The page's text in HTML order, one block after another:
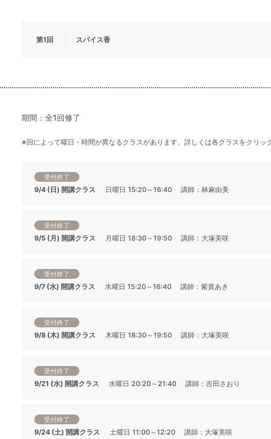
第1回 スパイス香
期間：全1回修了
※回によって曜日・時間が異なるクラスがあります。詳しくは各クラスをクリッ
受付終了
9/4 (日) 開講クラス 日曜日 15:20～16:40 講師：林麻由美
受付終了
9/5 (月) 開講クラス 月曜日 18:30～19:50 講師：大塚美咲
受付終了
9/7 (水) 開講クラス 水曜日 15:20～16:40 講師：紫貴あき
受付終了
9/8 (木) 開講クラス 木曜日 18:30～19:50 講師：大塚美咲
受付終了
9/21 (水) 開講クラス 水曜日 20:20～21:40 講師：吉田さおり
受付終了
9/24 (土) 開講クラス 土曜日 11:00～12:20 講師：大塚美咲